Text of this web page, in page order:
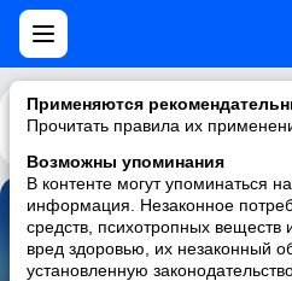
Применяются
Прочитать правила их
Возможны упоминания
В контенте могут упоминаться
информация. Незаконное
средств, психотропных веществ
вред здоровью, их незаконный
установленную
Каталог Рекомендации
Never Go Home
Ape Machine